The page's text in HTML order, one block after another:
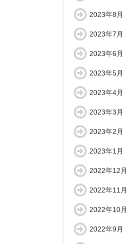
2023年8月
2023年7月
2023年6月
2023年5月
2023年4月
2023年3月
2023年2月
2023年1月
2022年12月
2022年11月
2022年10月
2022年9月